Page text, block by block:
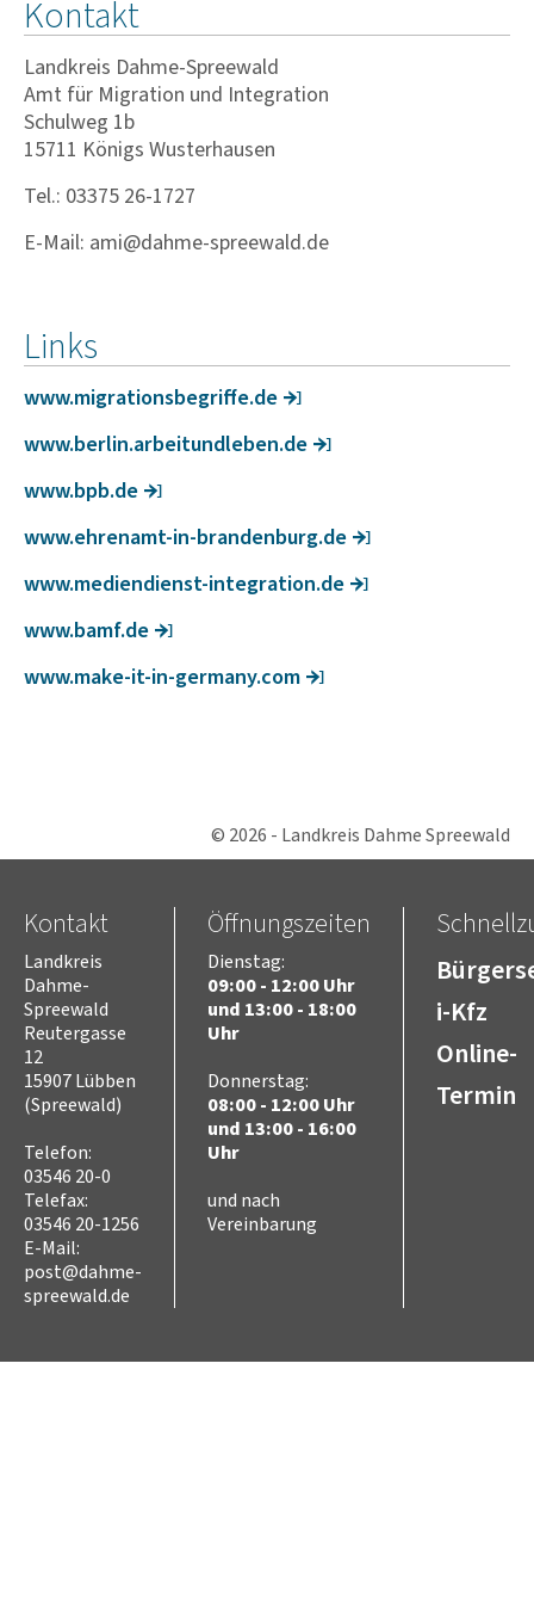
Kontakt
Landkreis Dahme-Spreewald
Amt für Migration und Integration
Schulweg 1b
15711 Königs Wusterhausen
Tel.: 03375 26-1727
E-Mail: ami@dahme-spreewald.de
Links
www.migra­ti­ons­be­griffe.de
www.berlin.arbeitund­leben.de
www.bpb.de
www.ehrenamt-in-bran­den­burg.de
www.medi­en­dienst-inte­gra­tion.de
www.bamf.de
www.make-it-in-germany.com
© 2026 - Landkreis Dahme Spreewald
Kontakt
Landkreis
Dahme-
Spreewald
Reutergasse
12
15907 Lübben
(Spreewald)
Telefon:
03546 20-0
Telefax:
03546 20-1256
E-Mail:
post@dahme-
spreewald.de
Öffnungszeiten
Dienstag:
09:00 - 12:00 Uhr
und 13:00 - 18:00
Uhr
Donnerstag:
08:00 - 12:00 Uhr
und 13:00 - 16:00
Uhr
und nach
Vereinbarung
i-Kfz
Online-
Termin